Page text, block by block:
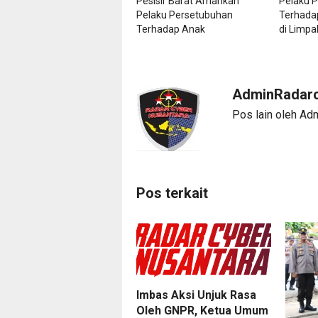
Pelaku Persetubuhan
Terhadap Anak
di
Pos lain oleh
Pos terkait
Imbas Aksi Unjuk Rasa
Oleh GNPR, Ketua Umum